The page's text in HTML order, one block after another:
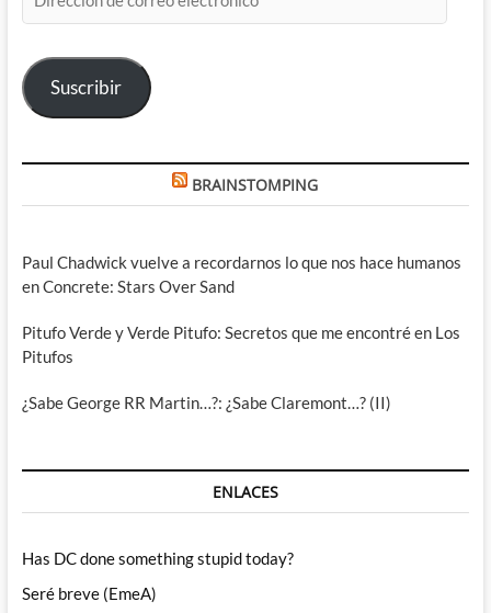
de
electrónico
Suscribir
BRAINSTOMPING
Paul Chadwick vuelve a recordarnos lo que nos hace humanos
en Concrete: Stars Over Sand
Pitufo Verde y Verde Pitufo: Secretos que me encontré en Los
Pitufos
¿Sabe George RR Martin…?: ¿Sabe Claremont…? (II)
ENLACES
Has DC done something stupid today?
Seré breve (EmeA)